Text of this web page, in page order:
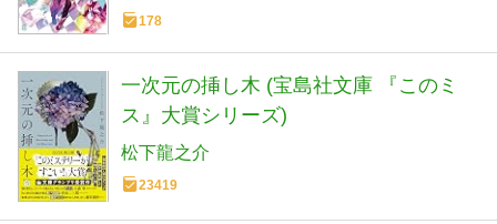
178
一次元の挿し木 (宝島社文庫 『このミ
ス』大賞シリーズ)
松下龍之介
23419